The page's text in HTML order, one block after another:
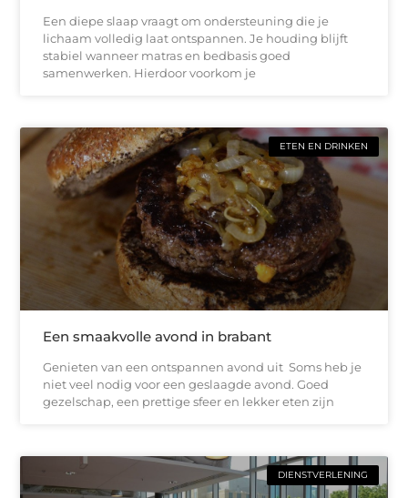
Een diepe slaap vraagt om ondersteuning die je
lichaam volledig laat ontspannen. Je houding blijft
stabiel wanneer matras en bedbasis goed
samenwerken. Hierdoor voorkom je
ETEN EN DRINKEN
Een smaakvolle avond in brabant
Genieten van een ontspannen avond uit Soms heb je
niet veel nodig voor een geslaagde avond. Goed
gezelschap, een prettige sfeer en lekker eten zijn
DIENSTVERLENING